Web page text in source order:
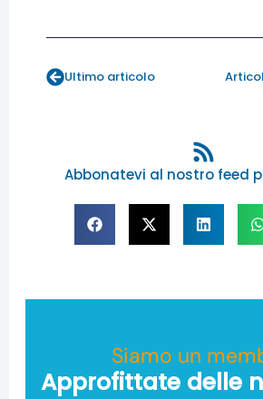
Ultimo articolo
Abbonatevi al nostro feed
Siamo un
Approfittate delle